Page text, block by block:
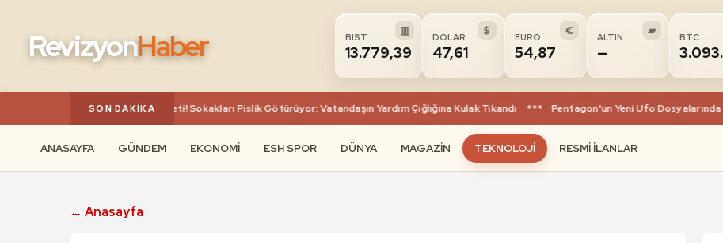
RevizyonHaber BIST
▥
13.779,39
DOLAR
$
47,61
EURO
€
54,87
ALTIN
▰
—
BTC
SON DAKIKA
Göbeğinde Çöp Rezaleti! Sokakları Pislik Götürüyor: Vatandaşın Yardım Çığlığına Kulak Tıkandı *** Pentagon'un Yeni Ufo Dosyalarında
ANASAYFA GÜNDEM EKONOMI ESH SPOR DÜNYA MAGAZIN TEKNOLOJI RESMI İLANLAR
← Anasayfa